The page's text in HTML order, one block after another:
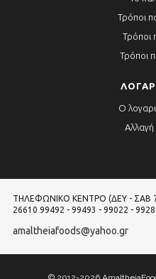
Τρόποι
Τρόποι
Τρόποι
Ο
ΤΗΛΕΦΩΝΙΚΌ ΚΈΝΤΡΟ (ΔΕΥ - ΣΑΒ
26610 99492 - 99493 - 99022 -
amaltheiafoods@yahoo.gr